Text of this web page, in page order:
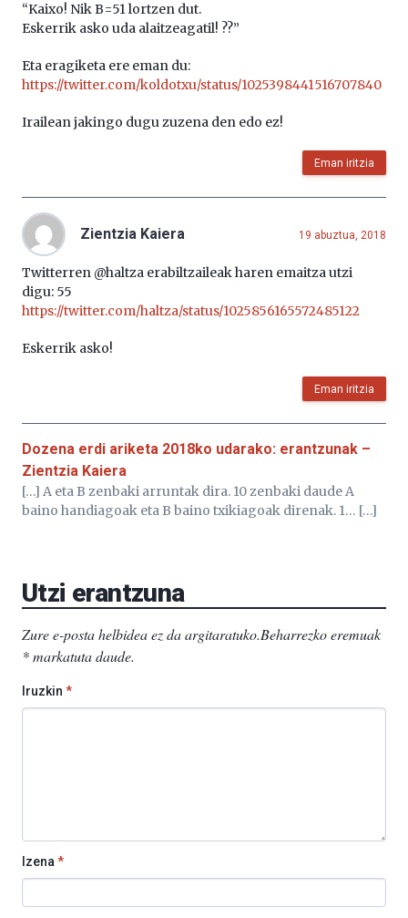
“Kaixo! Nik B=51 lortzen dut.
Eskerrik asko uda alaitzeagatil! ??”
Eta eragiketa ere eman du:
https://twitter.com/koldotxu/status/1025398441516707840
Irailean jakingo dugu zuzena den edo ez!
Eman iritzia
Zientzia Kaiera 19 abuztua, 2018
Twitterren @haltza erabiltzaileak haren emaitza utzi
digu: 55
https://twitter.com/haltza/status/1025856165572485122
Eskerrik asko!
Eman iritzia
Dozena erdi ariketa 2018ko udarako: erantzunak –
Zientzia Kaiera
[…] A eta B zenbaki arruntak dira. 10 zenbaki daude A
baino handiagoak eta B baino txikiagoak direnak. 1… […]
Utzi erantzuna
Zure e-posta helbidea ez da argitaratuko.Beharrezko eremuak
*markatuta daude.
Iruzkin *
Izena*